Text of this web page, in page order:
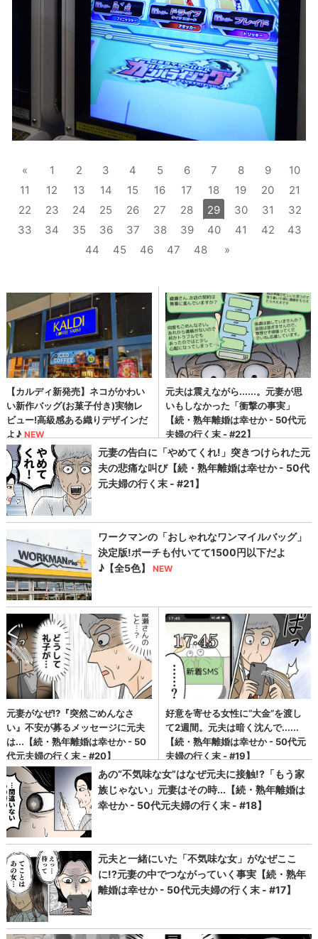
« 1 2 3 4 5 6 7 8 9
10
11
12 13 14 15 16 17 18 19 20
21
22
23 24 25 26 27 28 29 30 31
32
33
34 35 36 37 38 39 40 41 42
43
44
45 46 47 48 »